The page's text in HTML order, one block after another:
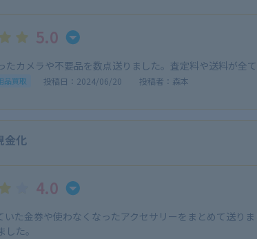
5.0
たカメラや不要品を数点送りました。査定料や送料が全
品買取 投稿日：2024/06/20 投稿者：森本
金化
4.0
いた金券や使わなくなったアクセサリーをまとめて送り
た。